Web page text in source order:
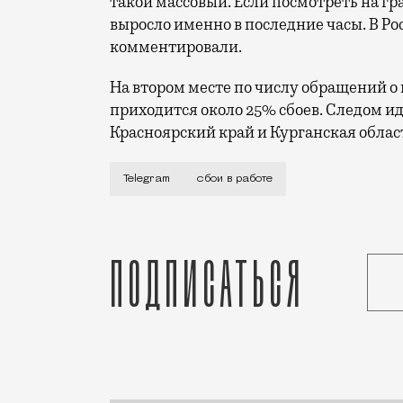
выросло именно в последние часы. В
комментировали.
На втором месте по числу обращений
приходится около 25% сбоев. Следом
Красноярский край и Курганская
Массовые жалобы фиксирует портал
Telegram сбои в работе
Подписаться